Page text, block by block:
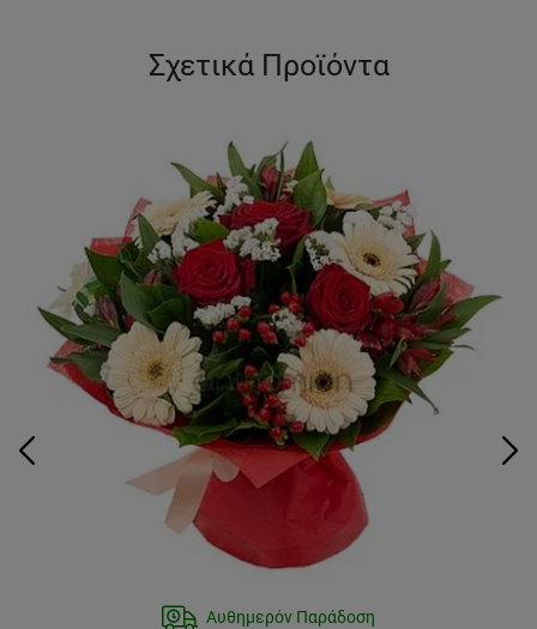
Σχετικά Προϊόντα
Αυθημερόν Παράδοση